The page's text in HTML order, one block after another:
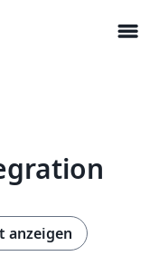
menu
anzeigen